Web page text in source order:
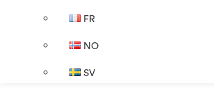
FR
NO
SV